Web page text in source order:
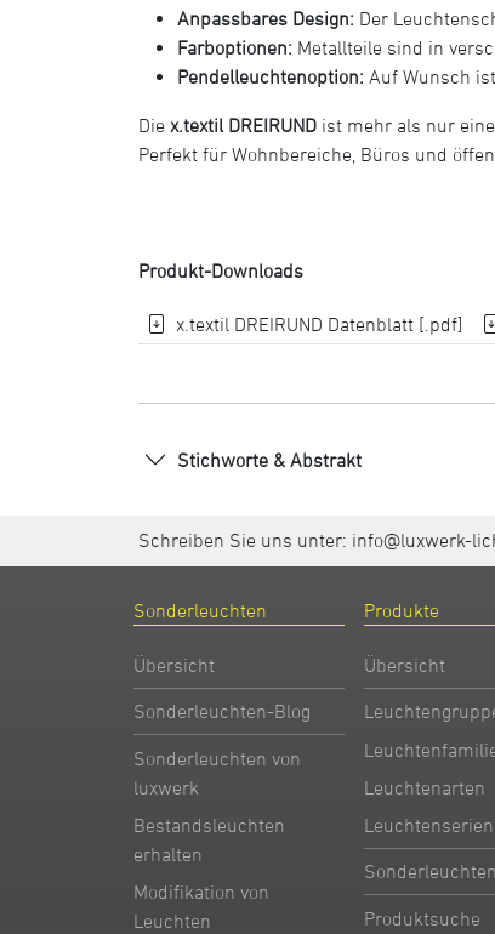
Anpassbares Design: Der
Farboptionen: Metallteile sind in
Pendelleuchtenoption: Auf Wunsch
Die x.textil DREIRUND ist mehr als nur
Perfekt für Wohnbereiche, Büros und
Produkt-Downloads
x.textil DREIRUND Datenblatt [.pdf]
Stichworte & Abstrakt
Schreiben Sie uns unter: info@luxwerk-
Sonderleuchten
Übersicht
Sonderleuchten-Blog
Sonderleuchten von
luxwerk
Bestandsleuchten
erhalten
Modifikation von
Leuchten
Produkte
Übersicht
Leuchtenarten
Leuchtenserien
Sonderleuchten
Produktsuche